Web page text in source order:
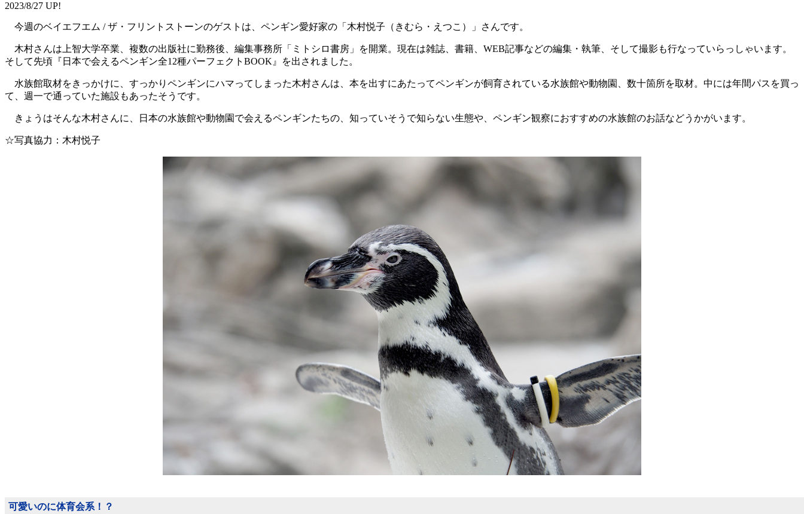
2023/8/27 UP!
今週のベイエフエム / ザ・フリントストーンのゲストは、ペンギン愛好家の「木村悦子（きむら・えつこ）」さんです。
木村さんは上智大学卒業、複数の出版社に勤務後、編集事務所「ミトシロ書房」を開業。現在は雑誌、書籍、WEB記事などの編集・執筆、そして撮影も行なっていらっしゃいます。
そして先頃『日本で会えるペンギン全12種パーフェクトBOOK』を出されました。
水族館取材をきっかけに、すっかりペンギンにハマってしまった木村さんは、本を出すにあたってペンギンが飼育されている水族館や動物園、数十箇所を取材。中には年間パスを買っ
て、週一で通っていた施設もあったそうです。
きょうはそんな木村さんに、日本の水族館や動物園で会えるペンギンたちの、知っていそうで知らない生態や、ペンギン観察におすすめの水族館のお話などうかがいます。
☆写真協力：木村悦子
可愛いのに体育会系！？